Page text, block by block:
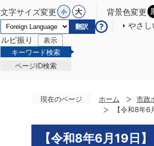
文字サイズ変更 背景色変更
翻訳 やさ
ルビ振り
表示
キーワード検索
ページID検索
現在のページ ホーム 市政
【令和8年
【令和8年6月19日